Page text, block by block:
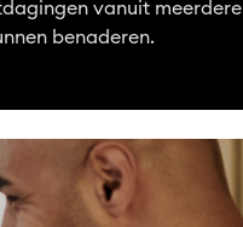
vanuit meerdere
benaderen.